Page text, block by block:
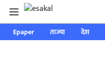
Epaper ताज्या देश